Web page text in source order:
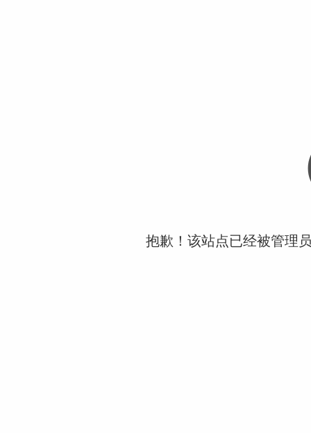
抱歉！该站点已经被管理